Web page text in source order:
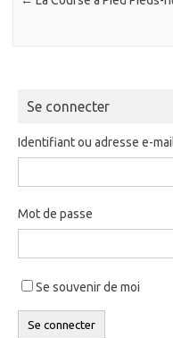
Se connecter
Identifiant ou adresse e-
Mot de passe
Se souvenir de moi
Se connecter